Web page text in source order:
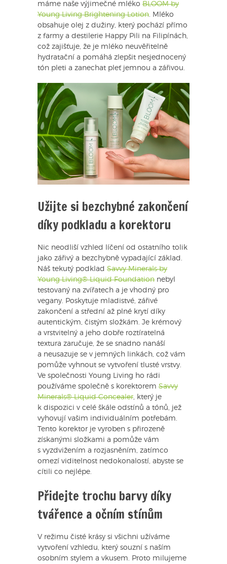
máme naše výjimečné mléko BLOOM by
Young Living Brightening Lotion. Mléko
obsahuje olej z dužiny, který pochází přímo
z farmy a destilerie Happy Pili na Filipínách,
což zajišťuje, že je mléko neuvěřitelně
hydratační a pomáhá zlepšit nesjednocený
tón pleti a zanechat pleť jemnou a zářivou.
Užijte si bezchybné zakončení
díky podkladu a korektoru
Nic neodliší vzhled líčení od ostatního tolik
jako zářivý a bezchybně vypadající základ.
Náš tekutý podklad Savvy Minerals by
Young Living® Liquid Foundation nebyl
testovaný na zvířatech a je vhodný pro
vegany. Poskytuje mladistvé, zářivé
zakončení a střední až plné krytí díky
autentickým, čistým složkám. Je krémový
a vrstvitelný a jeho dobře roztíratelná
textura zaručuje, že se snadno nanáší
a neusazuje se v jemných linkách, což vám
pomůže vyhnout se vytvoření tlusté vrstvy.
Ve společnosti Young Living ho rádi
používáme společně s korektorem Savvy
Minerals® Liquid Concealer, který je
k dispozici v celé škále odstínů a tónů, jež
vyhovují vašim individuálním potřebám.
Tento korektor je vyroben s přirozeně
získanými složkami a pomůže vám
s vyzdvižením a rozjasněním, zatímco
omezí viditelnost nedokonalostí, abyste se
cítili co nejlépe.
Přidejte trochu barvy díky
tvářence a očním stínům
V režimu čisté krásy si všichni užíváme
vytvoření vzhledu, který souzní s naším
osobním stylem a vkusem. Proto milujeme